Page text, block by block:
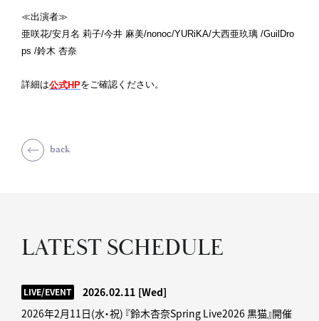
≪出演者≫
亜咲花/安月名 莉子/今井 麻美/nonoc/YURiKA/大西亜玖璃 /GuilDro
ps /鈴木 杏奈
詳細は公式HPをご確認ください。
back
LATEST SCHEDULE
LIVE/EVENT 2026.02.11 [Wed]
2026年2月11日(水・祝) 『鈴木杏奈Spring Live2026 黒猫』開催